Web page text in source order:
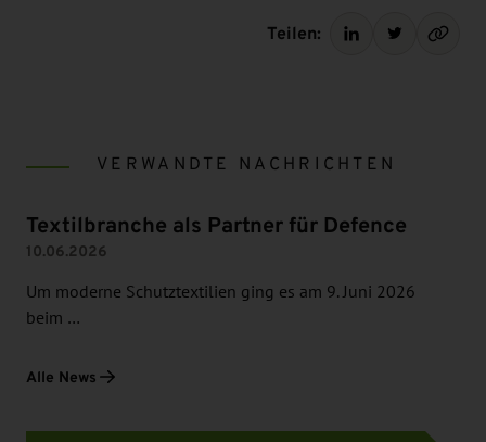
Teilen:
VERWANDTE NACHRICHTEN
Textilbranche als Partner für Defence
10.06.2026
Um moderne Schutztextilien ging es am 9. Juni 2026
beim …
Alle News